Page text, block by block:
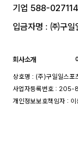
기업 588-
입금자명 : ㈜구일
회사소개
상호명 : (주)구일일스포
사업자등록번호 :
개인정보보호책임자 : 이